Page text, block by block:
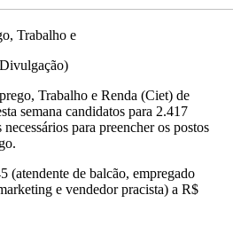
Trabalho e
Trabalho e Renda (Ciet) de
semana candidatos para 2.417
para preencher os postos
(atendente de balcão, empregado
e vendedor pracista) a R$